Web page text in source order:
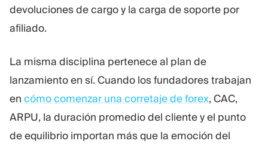
devoluciones de cargo y la carga de soporte por
afiliado.
La misma disciplina pertenece al plan de
lanzamiento en sí. Cuando los fundadores trabajan
en cómo comenzar una corretaje de forex, CAC,
ARPU, la duración promedio del cliente y el punto
de equilibrio importan más que la emoción del